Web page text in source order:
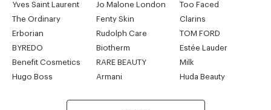
Yves Saint Laurent
Jo Malone London
Too Faced
The Ordinary
Fenty Skin
Clarins
Erborian
Rudolph Care
TOM FORD
BYREDO
Biotherm
Estée Lauder
Benefit Cosmetics
RARE BEAUTY
Milk
Hugo Boss
Armani Huda Beauty